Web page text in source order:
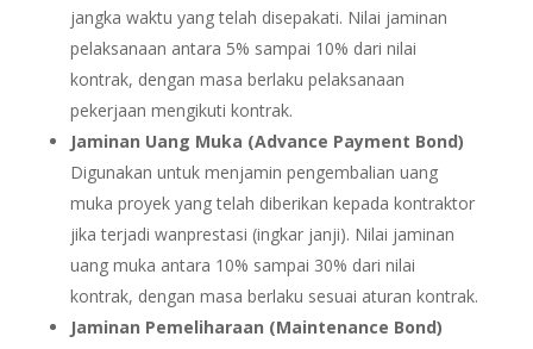
jangka waktu yang telah disepakati. Nilai jaminan
pelaksanaan antara 5% sampai 10% dari nilai
kontrak, dengan masa berlaku pelaksanaan
pekerjaan mengikuti kontrak.
Jaminan Uang Muka (Advance Payment Bond)
Digunakan untuk menjamin pengembalian uang
muka proyek yang telah diberikan kepada kontraktor
jika terjadi wanprestasi (ingkar janji). Nilai jaminan
uang muka antara 10% sampai 30% dari nilai
kontrak, dengan masa berlaku sesuai aturan kontrak.
Jaminan Pemeliharaan (Maintenance Bond)